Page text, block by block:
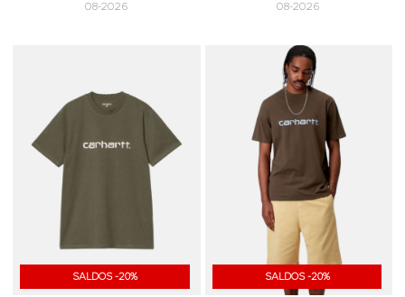
08-2026
08-2026
SALDOS -20%
Adicionar aos Favoritos
SALDOS -20%